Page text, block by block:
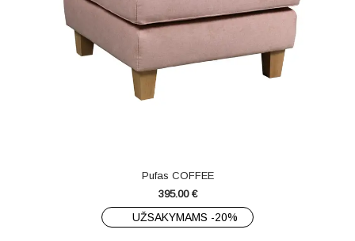
Pufas COFFEE
395.00 €
UŽSAKYMAMS -20%